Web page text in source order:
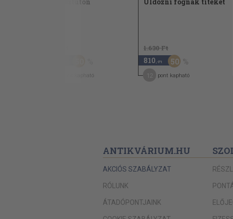
pont kapható
1.630 Ft
810 ,-Ft 50
pont kapható
ANTIKVÁRIUM.HU
AKCIÓS SZABÁLYZAT
RÓLUNK
ÁTADÓPONTJAINK